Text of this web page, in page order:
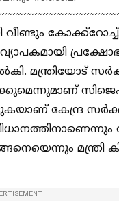
വീണ്ടും കോക്ക്റോച്ച്
മന്ത്രിയോട്
കേന്ദ്ര
മന്ത്രി